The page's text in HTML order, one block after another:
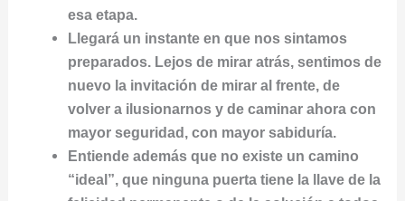
esa etapa.
Llegará un instante en que nos sintamos
preparados. Lejos de mirar atrás, sentimos de
nuevo la invitación de mirar al frente, de
volver a ilusionarnos y de caminar ahora con
mayor seguridad, con mayor sabiduría.
Entiende además que no existe un camino
“ideal”, que ninguna puerta tiene la llave de la